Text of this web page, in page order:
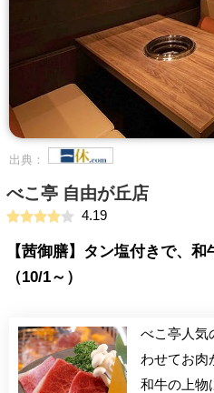
出典：
べこ亭 自由が丘店
4.19
【茜御膳】タン塩付きで、
（10/1～）
べこ亭人気
わせてお肉
和牛の上物